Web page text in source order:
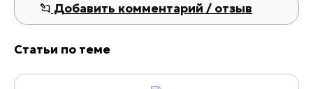
Добавить комментарий / отзыв
Статьи по теме